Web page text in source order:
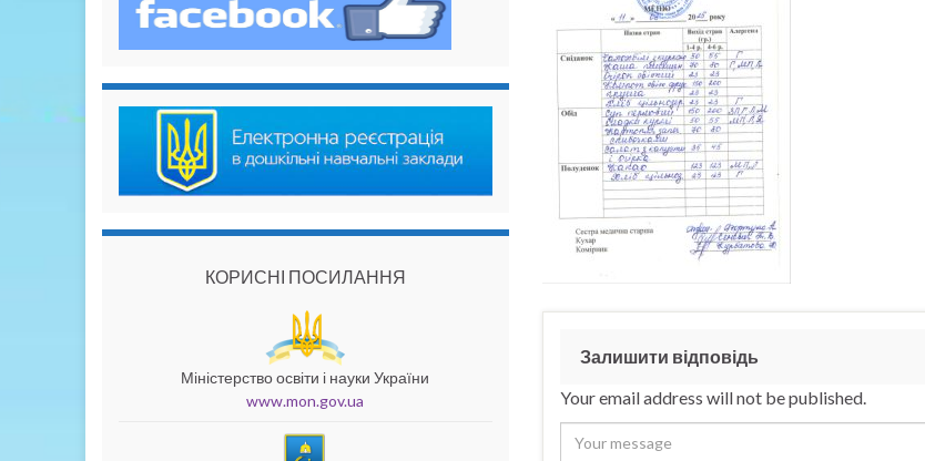
Залишити відповідь
Your email address will not be published.
КОРИСНІ ПОСИЛАННЯ
Міністерство освіти і науки України
www.mon.gov.ua